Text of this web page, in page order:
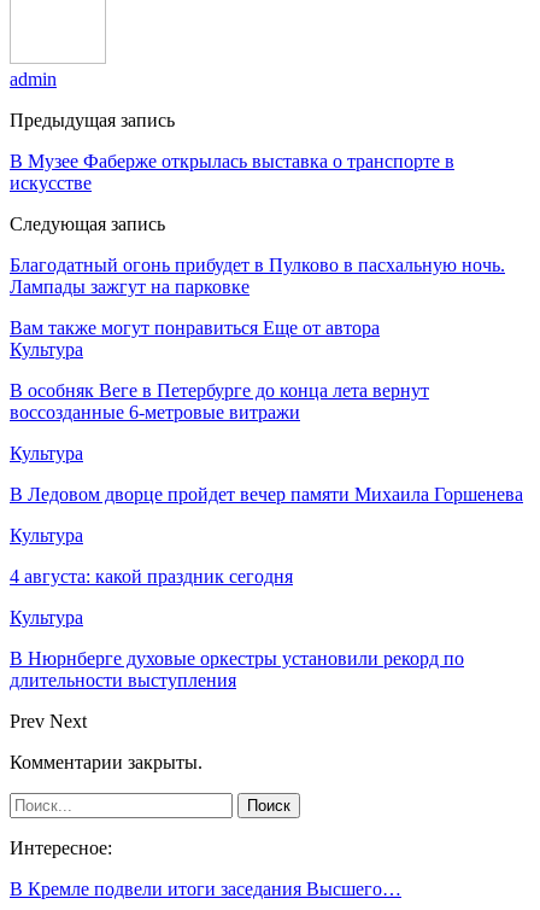
admin
Предыдущая запись
В Музее Фаберже открылась выставка о транспорте в
искусстве
Следующая запись
Благодатный огонь прибудет в Пулково в пасхальную ночь.
Лампады зажгут на парковке
Вам также могут понравиться Еще от автора
Культура
В особняк Веге в Петербурге до конца лета вернут
воссозданные 6-метровые витражи
Культура
В Ледовом дворце пройдет вечер памяти Михаила Горшенева
Культура
4 августа: какой праздник сегодня
Культура
В Нюрнберге духовые оркестры установили рекорд по
длительности выступления
Prev Next
Комментарии закрыты.
Интересное:
В Кремле подвели итоги заседания Высшего…